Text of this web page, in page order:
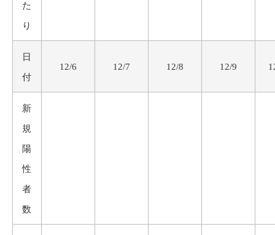
た
り
日
付
12/6 12/7 12/8 12/9
新
規
陽
性
者
数